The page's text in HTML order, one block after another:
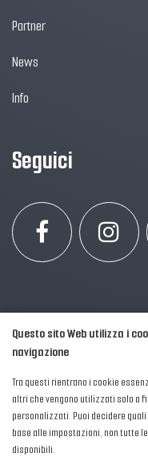
Partner
News
Info
Seguici
2016-2026 © AIPFM -
Questo sito Web utilizza i
navigazione
Tra questi rientrano i cookie
altri che vengono utilizzati solo a
personalizzati. Puoi decidere
base alle impostazioni, non tutte
disponibili.